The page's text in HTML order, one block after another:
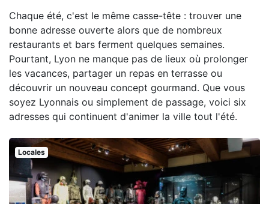
Chaque été, c'est le même casse-tête : trouver une
bonne adresse ouverte alors que de nombreux
restaurants et bars ferment quelques semaines.
Pourtant, Lyon ne manque pas de lieux où prolonger
les vacances, partager un repas en terrasse ou
découvrir un nouveau concept gourmand. Que vous
soyez Lyonnais ou simplement de passage, voici six
adresses qui continuent d'animer la ville tout l'été.
Locales